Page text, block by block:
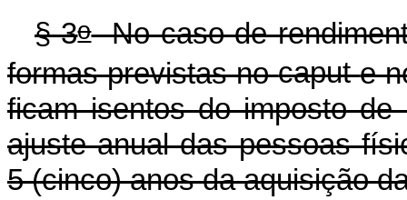
§ 3oNo caso de
formas previstas nocapute
ficam isentos do imposto
ajuste anual das pessoas
5 (cinco) anos da aquisição